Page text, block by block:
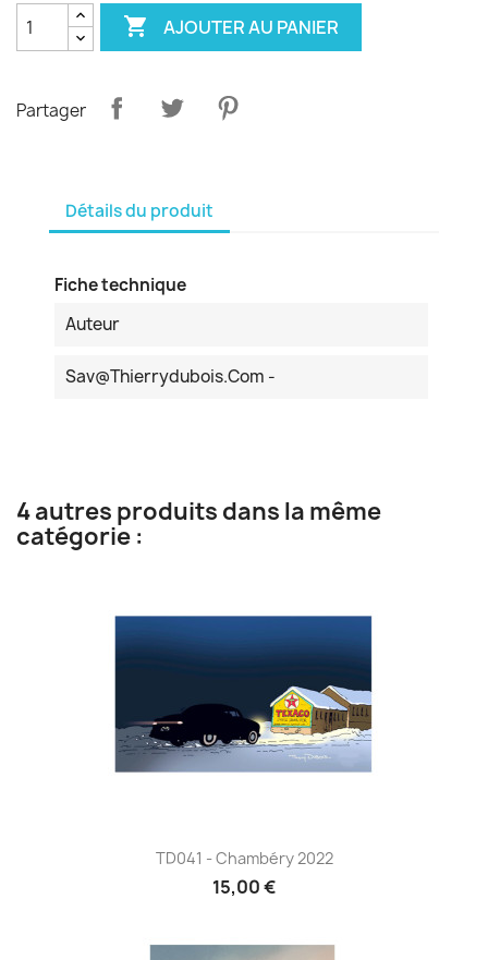
 AJOUTER AU PANIER
Partager
Détails du produit
Fiche technique
Auteur
Sav@thierrydubois.com -
4 autres produits dans la même
catégorie :
TD041 - Chambéry 2022
15,00 €